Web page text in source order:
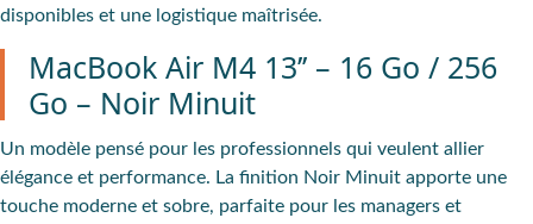
disponibles et une logistique maîtrisée.
MacBook Air M4 13’’ – 16 Go / 256
Go – Noir Minuit
Un modèle pensé pour les professionnels qui veulent allier
élégance et performance. La finition Noir Minuit apporte une
touche moderne et sobre, parfaite pour les managers et